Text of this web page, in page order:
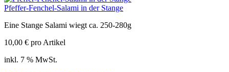
Pfeffer-Fenchel-Salami in der Stange
Eine Stange Salami wiegt ca. 250-280g
10,00 € pro Artikel
inkl. 7 % MwSt.